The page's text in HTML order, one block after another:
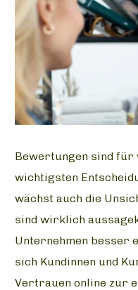
Bewertungen sind für
wichtigsten
wächst auch die
sind wirklich
Unternehmen besser
sich Kundinnen und
Vertrauen online zur